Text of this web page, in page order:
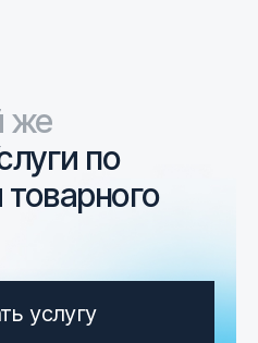
же
по
услугу